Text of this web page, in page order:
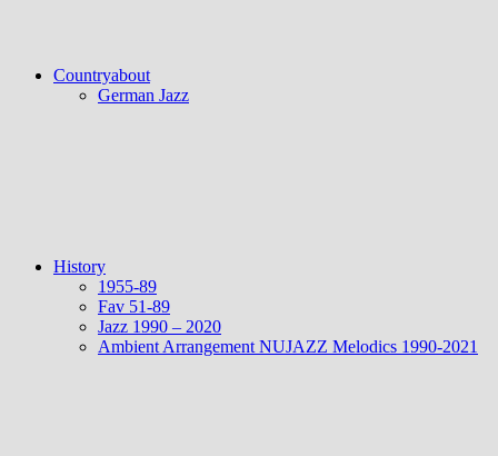
Countryabout
German Jazz
History
1955-89
Fav 51-89
Jazz 1990 – 2020
Ambient Arrangement NUJAZZ Melodics 1990-2021